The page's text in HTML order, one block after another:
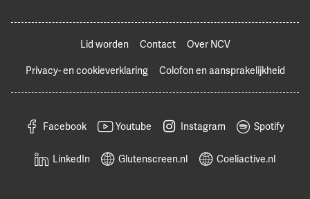
Lid worden Contact
Over NCV
Privacy- en cookieverklaring
Colofon en aansprakelijkheid
Facebook Youtube Instagram Spotify
LinkedIn Glutenscreen.nl Coeliactive.nl